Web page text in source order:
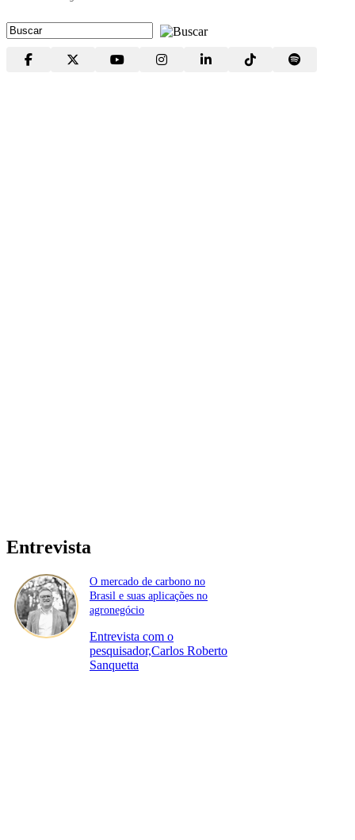
Entrevista
O mercado de carbono no
Brasil e suas aplicações no
agronegócio
Entrevista com o
pesquisador,Carlos Roberto
Sanquetta